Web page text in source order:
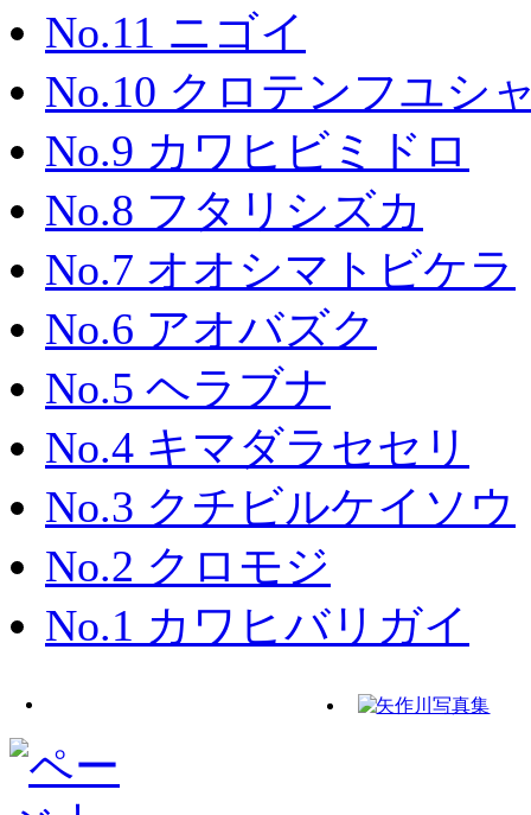
No.11 ニゴイ
No.10 クロテンフユシ
No.9 カワヒビミドロ
No.8 フタリシズカ
No.7 オオシマトビケラ
No.6 アオバズク
No.5 ヘラブナ
No.4 キマダラセセリ
No.3 クチビルケイソウ
No.2 クロモジ
No.1 カワヒバリガイ